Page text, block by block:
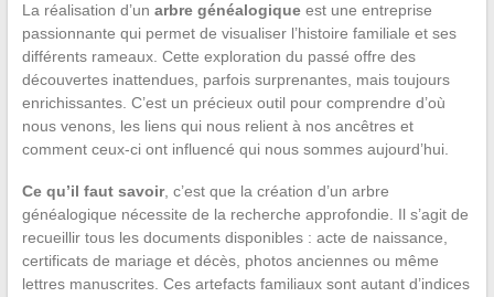
La réalisation d’un arbre généalogiqueest une entreprise
passionnante qui permet de visualiser l’histoire familiale et ses
différents rameaux. Cette exploration du passé offre des
découvertes inattendues, parfois surprenantes, mais toujours
enrichissantes. C’est un précieux outil pour comprendre d’où
nous venons, les liens qui nous relient à nos ancêtres et
comment ceux-ci ont influencé qui nous sommes aujourd’hui.
Ce qu’il faut savoir, c’est que la création d’un arbre
généalogique nécessite de la recherche approfondie. Il s’agit de
recueillir tous les documents disponibles : acte de naissance,
certificats de mariage et décès, photos anciennes ou même
lettres manuscrites. Ces artefacts familiaux sont autant d’indices